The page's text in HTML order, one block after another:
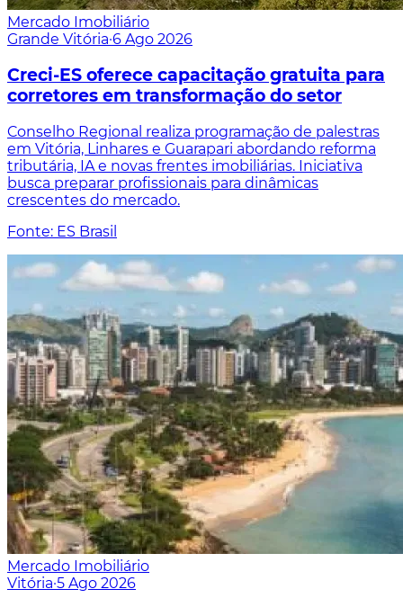
Mercado Imobiliário
Grande Vitória·6 Ago 2026
Creci-ES oferece capacitação gratuita para
corretores em transformação do setor
Conselho Regional realiza programação de palestras
em Vitória, Linhares e Guarapari abordando reforma
tributária, IA e novas frentes imobiliárias. Iniciativa
busca preparar profissionais para dinâmicas
crescentes do mercado.
Fonte: ES Brasil
Mercado Imobiliário
Vitória·5 Ago 2026